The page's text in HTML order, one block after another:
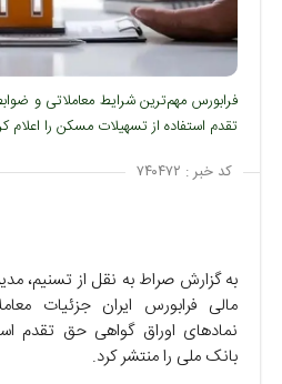
فرابورس مهم‌ترین شرایط معاملاتی و
تقدم استفاده از تسهیلات مسکن را اعلام
کد خبر : ۷۴۰۴۷۲
به گزارش صراط به نقل از تسنیم،
مالی فرابورس ایران جزئیات
نمادهای اوراق گواهی حق تقدم
بانک ملی را منتشر کرد.